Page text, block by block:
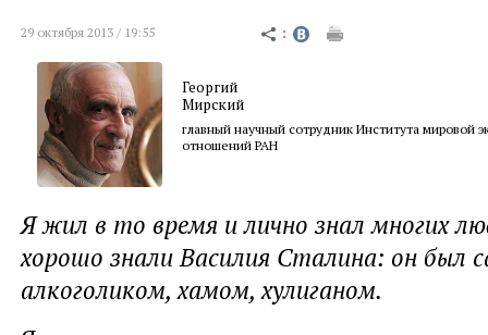
29 октября 2013 / 19:55
Георгий
Мирский
главный научный сотрудник Института мировой
отношений РАН
Я жил в то время и лично знал многих
хорошо знали Василия Сталина: он был
алкоголиком, хамом, хулиганом.